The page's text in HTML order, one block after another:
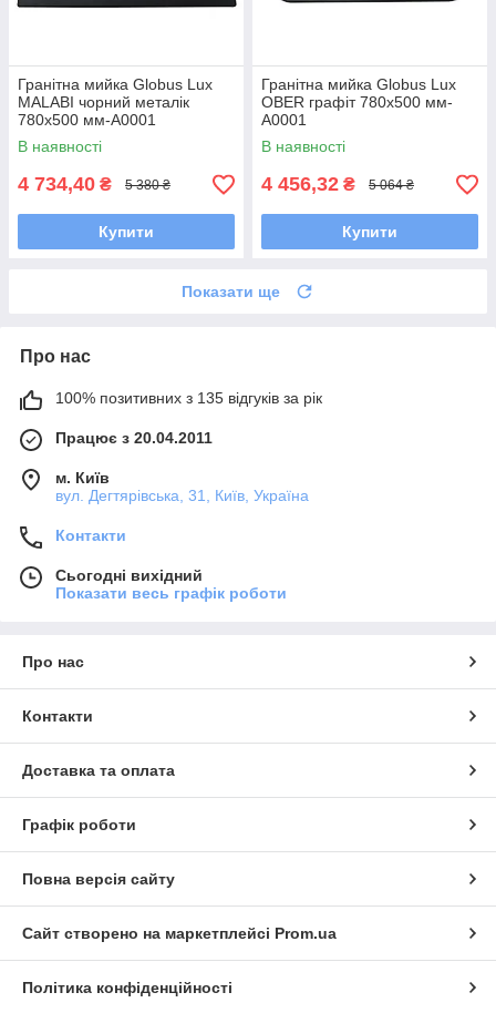
Гранітна мийка Globus Lux
MALABI чорний металік
780х500 мм-А0001
В наявності
4 734,40 ₴ 5 380 ₴
Купити
Гранітна мийка Globus Lux
OBER графіт 780х500 мм-
А0001
В наявності
4 456,32 ₴ 5 064 ₴
Купити
Показати ще
Про нас
100% позитивних з 135 відгуків за рік
Працює з 20.04.2011
м. Київ
вул. Дегтярівська, 31, Київ, Україна
Контакти
Сьогодні вихідний
Показати весь графік роботи
Про нас
Контакти
Доставка та оплата
Графік роботи
Повна версія сайту
Сайт створено на маркетплейсі Prom.ua
Політика конфіденційності